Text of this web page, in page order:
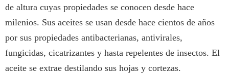
de altura cuyas propiedades se conocen desde hace
milenios. Sus aceites se usan desde hace cientos de años
por sus propiedades antibacterianas, antivirales,
fungicidas, cicatrizantes y hasta repelentes de insectos. El
aceite se extrae destilando sus hojas y cortezas.